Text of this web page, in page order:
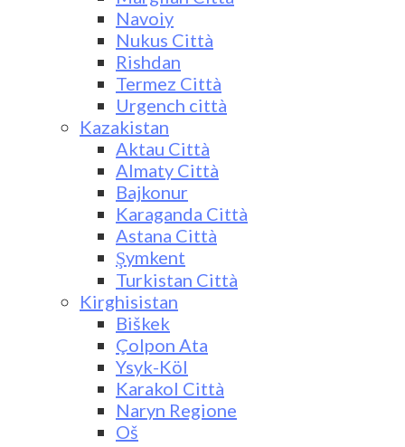
Navoiy
Nukus Città
Rishdan
Termez Città
Urgench città
Kazakistan
Aktau Città
Almaty Città
Bajkonur
Karaganda Città
Astana Città
Şymkent
Turkistan Città
Kirghisistan
Biškek
Çolpon Ata
Ysyk-Köl
Karakol Città
Naryn Regione
Oš